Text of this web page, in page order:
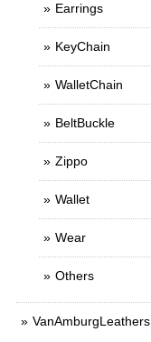
Earrings
KeyChain
WalletChain
BeltBuckle
Zippo
Wallet
Wear
Others
VanAmburgLeathers